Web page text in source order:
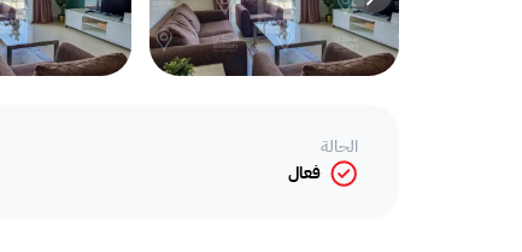
الحالة
فعال